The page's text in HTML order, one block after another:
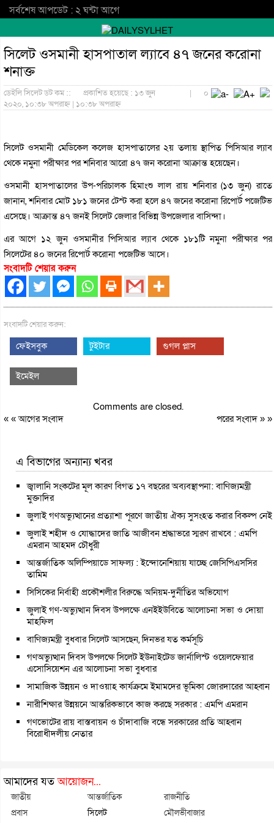
সর্বশেষ আপডেট : ২ ঘন্টা আগে
সিলেট ওসমানী হাসপাতাল ল্যাবে ৪৭ জনের করোনা
শনাক্ত
ডেইলি সিলেট ডট কম ::
প্রকাশিত হয়েছে : ১৩ জুন
২০২০, ১০:৩৮ অপরাহ্ন | ১০:৩৮ অপরাহ্ন
| ০
সিলেট ওসমানী মেডিকেল কলেজ হাসপাতালের ২য় তলায় স্থাপিত পিসিআর ল্যাব
থেকে নমুনা পরীক্ষার পর শনিবার আরো ৪৭ জন করোনা আক্রান্ত হয়েছেন।
ওসমানী হাসপাতালের উপ-পরিচালক হিমাংশু লাল রায় শনিবার (১৩ জুন) রাতে
জানান, শনিবার মোট ১৮১ জনের টেস্ট করা হলে ৪৭ জনের করোনা রিপোর্ট পজেটিভ
এসেছে। আক্রান্ত ৪৭ জনই সিলেট জেলার বিভিন্ন উপজেলার বাসিন্দা।
এর আগে ১২ জুন ওসমানীর পিসিআর ল্যাব থেকে ১৮১টি নমুনা পরীক্ষার পর
সিলেটের ৪০ জনের রিপোর্ট করোনা পজেটিভ আসে।
সংবাদটি শেয়ার করুন
সংবাদটি শেয়ার করুন:
ফেইসবুক টুইটার গুগল প্লাস
ইমেইল
Comments are closed.
« «আগের সংবাদ পরের সংবাদ» »
এ বিভাগের অন্যান্য খবর
জ্বালানি সংকটের মূল কারণ বিগত ১৭ বছরের অব্যবস্থাপনা: বাণিজ্যমন্ত্রী
মুক্তাদির
জুলাই গণঅভ্যুত্থানের প্রত্যাশা পূরণে জাতীয় ঐক্য সুসংহত করার বিকল্প নেই
জুলাই শহীদ ও যোদ্ধাদের জাতি আজীবন শ্রদ্ধাভরে স্মরণ রাখবে : এমপি
এমরান আহমদ চৌধুরী
আন্তর্জাতিক অলিম্পিয়াডে সাফল্য : ইন্দোনেশিয়ায় যাচ্ছে জেসিপিএসসির
তামিম
সিসিকের নির্বাহী প্রকৌশলীর বিরুদ্ধে অনিয়ম-দুর্নীতির অভিযোগ
জুলাই গণ-অভ্যুত্থান দিবস উপলক্ষে এনইইউবিতে আলোচনা সভা ও দোয়া
মাহফিল
বাণিজ্যমন্ত্রী বুধবার সিলেট আসছেন, দিনভর যত কর্মসূচি
গণঅভ্যুত্থান দিবস উপলক্ষে সিলেট ইউনাইটেড জার্নালিস্ট ওয়েলফেয়ার
এসোসিয়েশন এর আলোচনা সভা বুধবার
সামাজিক উন্নয়ন ও দাওয়াহ কার্যক্রমে ইমামদের ভূমিকা জোরদারের আহ্বান
নারীশিক্ষার উন্নয়নে আন্তরিকভাবে কাজ করছে সরকার : এমপি এমরান
গণভোটের রায় বাস্তবায়ন ও চাঁদাবাজি বন্ধে সরকারের প্রতি আহ্বান
বিরোধীদলীয় নেতার
আমাদের যতআয়োজন...
জাতীয় আন্তর্জাতিক
রাজনীতি
প্রবাস
সিলেট মৌলভীবাজার